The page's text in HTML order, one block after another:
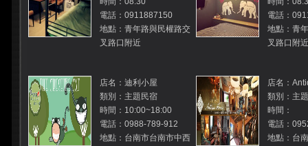
電話：0911887150
地點：青年路與民權路交
叉路口附近
電話：
地點：青
叉路口附近
店名：迪利小屋
類別：主題民宿
時間：10:00~18:00
電話：0988-789-912
地點：台南市台南市中西
店名：
類別：主
時間：
電話：
地點：台